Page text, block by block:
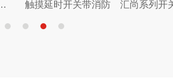
二位音响插座 汇尚系列开关